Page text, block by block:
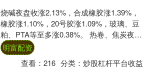
烧碱夜盘收涨2.13%，合成橡胶涨1.39%，
橡胶涨1.10%，20号胶涨1.09%，玻璃、豆
粕、PTA等至多涨0.38%。 热卷、焦炭夜盘
则至多收跌0.03%....
明富配资
查看：216 分类：炒股杠杆平台收益